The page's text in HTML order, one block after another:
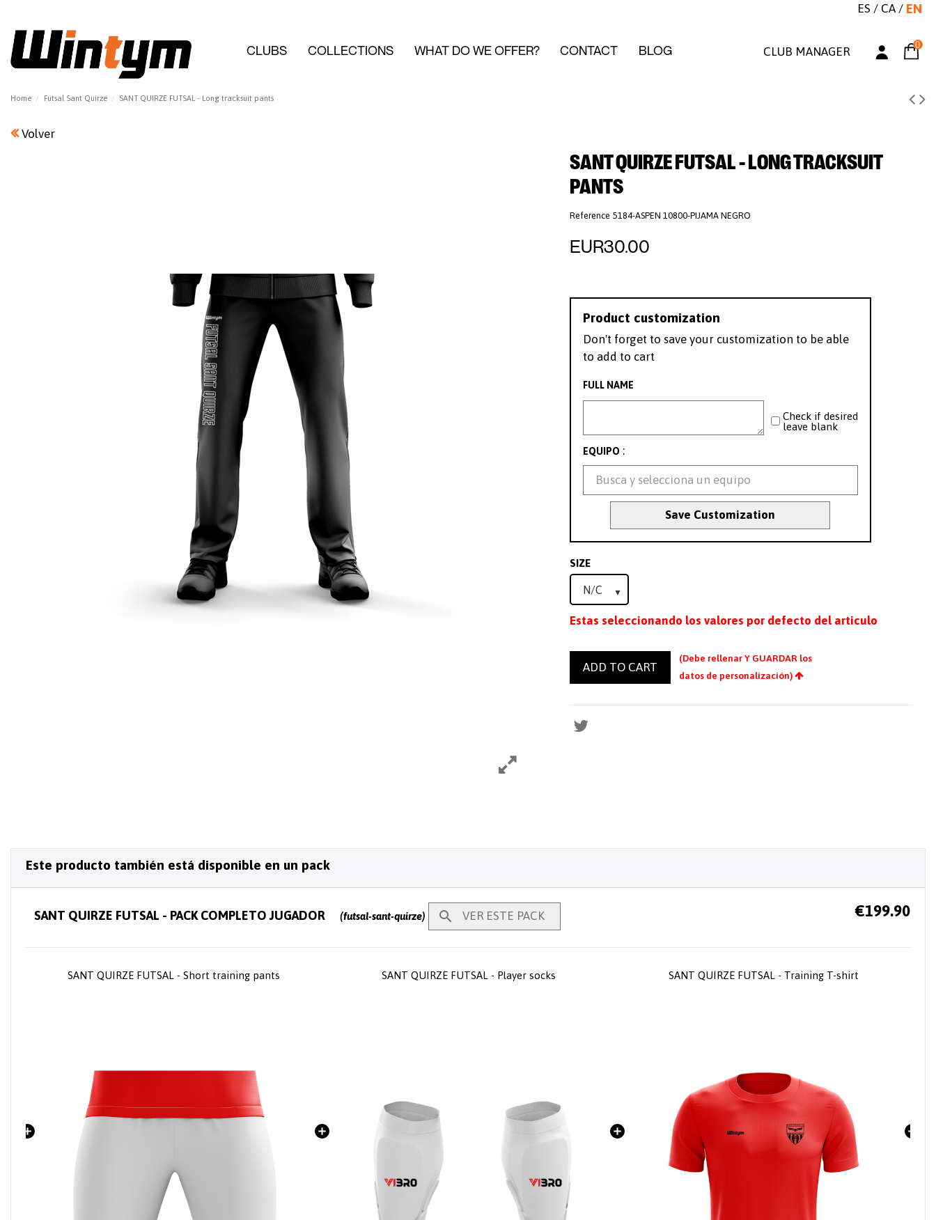
ES / CA / EN
CLUBS COLLECTIONS WHAT DO WE OFFER? CONTACT BLOG 0
CLUB MANAGER
Home Futsal Sant Quirze SANT QUIRZE FUTSAL - Long tracksuit pants
Volver
SANT QUIRZE FUTSAL - LONG TRACKSUIT
PANTS
Reference 5184-ASPEN 10800-PIJAMA NEGRO
EUR30.00
Product customization
Don't forget to save your customization to be able
to add to cart
FULL NAME
Check if desired
leave blank
EQUIPO :
Save Customization
SIZE
Estas seleccionando los valores por defecto del articulo
ADD TO CART
(Debe rellenar Y GUARDAR los
datos de personalización)
Este producto también está disponible en un pack
SANT QUIRZE FUTSAL - PACK COMPLETO JUGADOR (futsal-sant-quirze)  VER ESTE PACK €199.90
SANT QUIRZE FUTSAL - Short training pants SANT QUIRZE FUTSAL - Player socks SANT QUIRZE FUTSAL - Training T-shirt